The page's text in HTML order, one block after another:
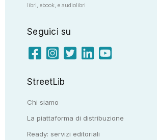
libri, ebook, e audiolibri
Seguici su
StreetLib
Chi siamo
La piattaforma di distribuzione
Ready: servizi editoriali